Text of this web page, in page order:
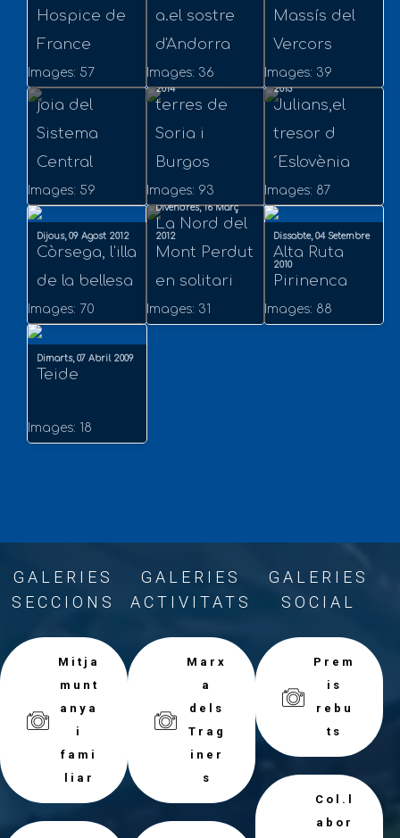
Hospice de
France
Images: 57
a.el sostre
d'Andorra
Images: 36
Massís del
Vercors
Images: 39
Circ de
Gredos,la
joia del
Sistema
Central
Images: 59
2014
Les altes
terres de
Soria i
Burgos
Images: 93
2013
Alps
Julians,el
tresor d
´Eslovènia
Images: 87
Dijous, 09 Agost 2012
Còrsega, l'illa
de la bellesa
Images: 70
Divendres, 16 Març
2012
La Nord del
Mont Perdut
en solitari
Images: 31
Dissabte, 04 Setembre
2010
Alta Ruta
Pirinenca
Images: 88
Dimarts, 07 Abril 2009
Teide
Images: 18
GALERIES
SECCIONS
Mitja
munt
anya
i
fami
liar
GALERIES
ACTIVITATS
Marx
a
dels
Trag
iner
s
GALERIES
SOCIAL
Prem
is
rebu
ts
Col.l
abor